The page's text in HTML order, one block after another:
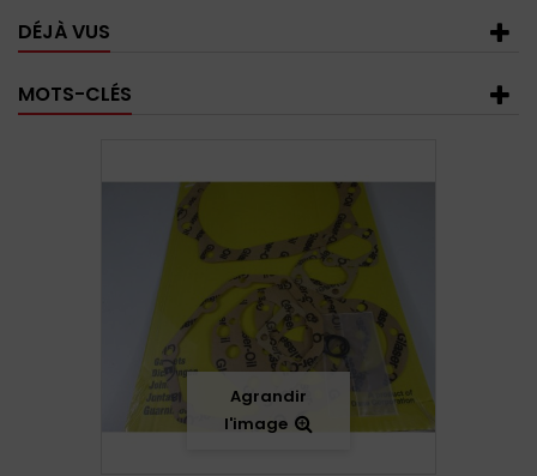
DÉJÀ VUS
MOTS-CLÉS
Agrandir
l'image